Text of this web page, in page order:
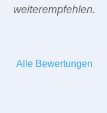
weiterempfehlen.
Alle Bewertungen